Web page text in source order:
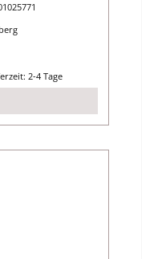
Preis:
2-4 Tage